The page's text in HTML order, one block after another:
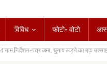
विविध फोटो- वोटो
निर्देशन-पत्र जमा, चुनाव लड़ने का बढ़ा